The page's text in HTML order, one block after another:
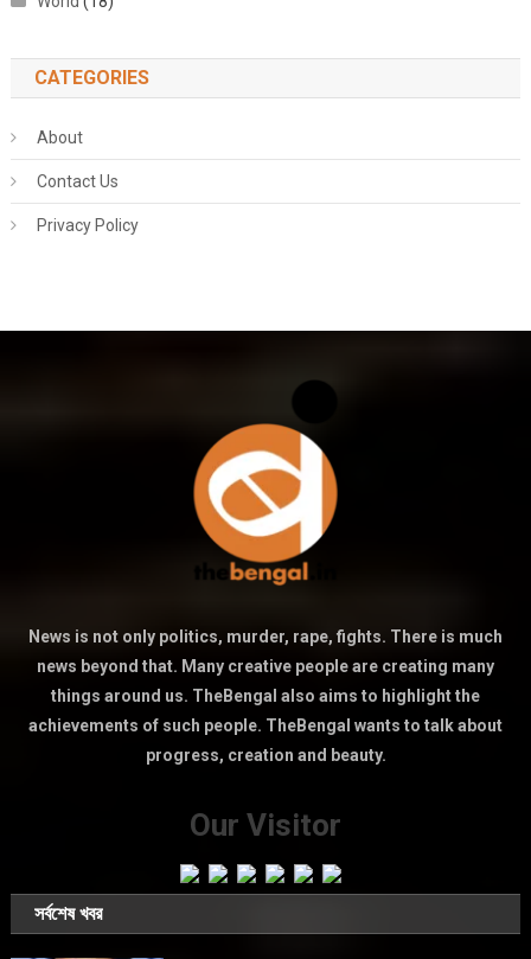
CATEGORIES
About
Contact Us
Privacy Policy
News is not only politics, murder, rape, fights. There is much
news beyond that. Many creative people are creating many
things around us. TheBengal also aims to highlight the
achievements of such people. TheBengal wants to talk about
progress, creation and beauty.
Our Visitor
সর্বশেষ খবর